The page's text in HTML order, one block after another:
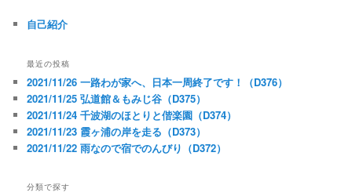
自己紹介
最近の投稿
2021/11/26 一路わが家へ、日本一周終了です！（D376）
2021/11/25 弘道館＆もみじ谷（D375）
2021/11/24 千波湖のほとりと偕楽園（D374）
2021/11/23 霞ヶ浦の岸を走る（D373）
2021/11/22 雨なので宿でのんびり（D372）
分類で探す